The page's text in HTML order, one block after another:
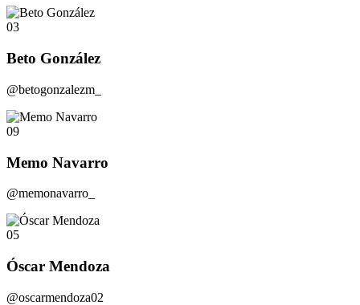
03
Beto González
@betogonzalezm_
09
Memo Navarro
@memonavarro_
05
Óscar Mendoza
@oscarmendoza02